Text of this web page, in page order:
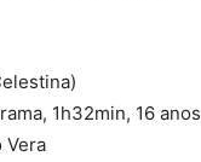
1h32min, 16 anos
Vera